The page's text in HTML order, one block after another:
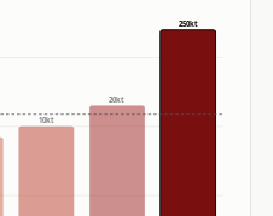
10kt
20kt
250kt